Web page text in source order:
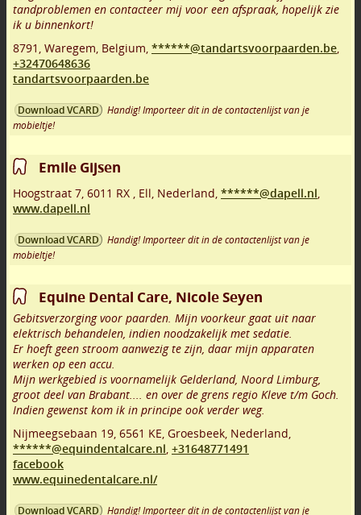
tandproblemen en contacteer mij voor een afspraak, hopelijk zie
ik u binnenkort!
8791 Waregem Belgium, ******@tandartsvoorpaarden.be
+32470648636
tandartsvoorpaarden.be
Download VCARD
Handig! Importeer dit in de contactenlijst van je
mobieltje!
Emile Gijsen
Hoogstraat 7 6011 RX Ell Nederland, ******@dapell.nl
www.dapell.nl
Download VCARD
Handig! Importeer dit in de contactenlijst van je
mobieltje!
Equine Dental Care, Nicole Seyen
Gebitsverzorging voor paarden. Mijn voorkeur gaat uit naar
elektrisch behandelen, indien noodzakelijk met sedatie.
Er hoeft geen stroom aanwezig te zijn, daar mijn apparaten
werken op een accu.
Mijn werkgebied is voornamelijk Gelderland, Noord Limburg,
groot deel van Brabant.... en over de grens regio Kleve t/m Goch.
Indien gewenst kom ik in principe ook verder weg.
Nijmeegsebaan 19 6561 KE Groesbeek Nederland,
******@equindentalcare.nl +31648771491
facebook
www.equinedentalcare.nl/
Download VCARD Handig! Importeer dit in de contactenlijst van je